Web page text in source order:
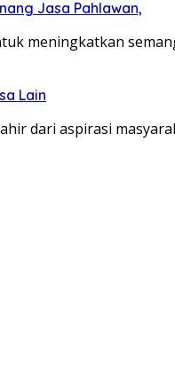
Jasa Pahlawan,
meningkatkan
Lain
dari aspirasi